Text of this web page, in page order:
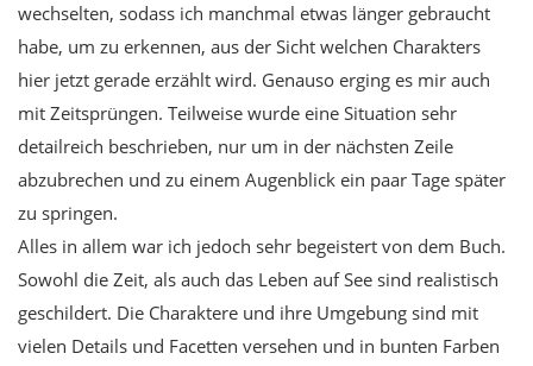
wechselten, sodass ich manchmal etwas länger gebraucht
habe, um zu erkennen, aus der Sicht welchen Charakters
hier jetzt gerade erzählt wird. Genauso erging es mir auch
mit Zeitsprüngen. Teilweise wurde eine Situation sehr
detailreich beschrieben, nur um in der nächsten Zeile
abzubrechen und zu einem Augenblick ein paar Tage später
zu springen.
Alles in allem war ich jedoch sehr begeistert von dem Buch.
Sowohl die Zeit, als auch das Leben auf See sind realistisch
geschildert. Die Charaktere und ihre Umgebung sind mit
vielen Details und Facetten versehen und in bunten Farben